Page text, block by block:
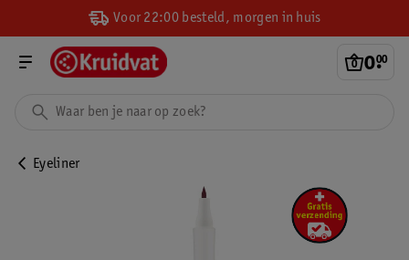
Voor 22:00 besteld, morgen in huis
0.
00
Eyeliner